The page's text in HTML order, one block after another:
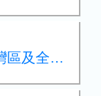
獲獎消息 - 「2026 粵港澳大灣區及全港校際武術公開賽」